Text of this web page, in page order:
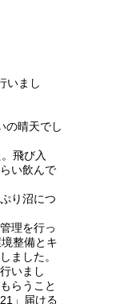
いまし
の晴天でし
飛び入
い飲んで
り沼につ
理を行っ
整備とキ
ました。
いまし
らうこと
」届ける